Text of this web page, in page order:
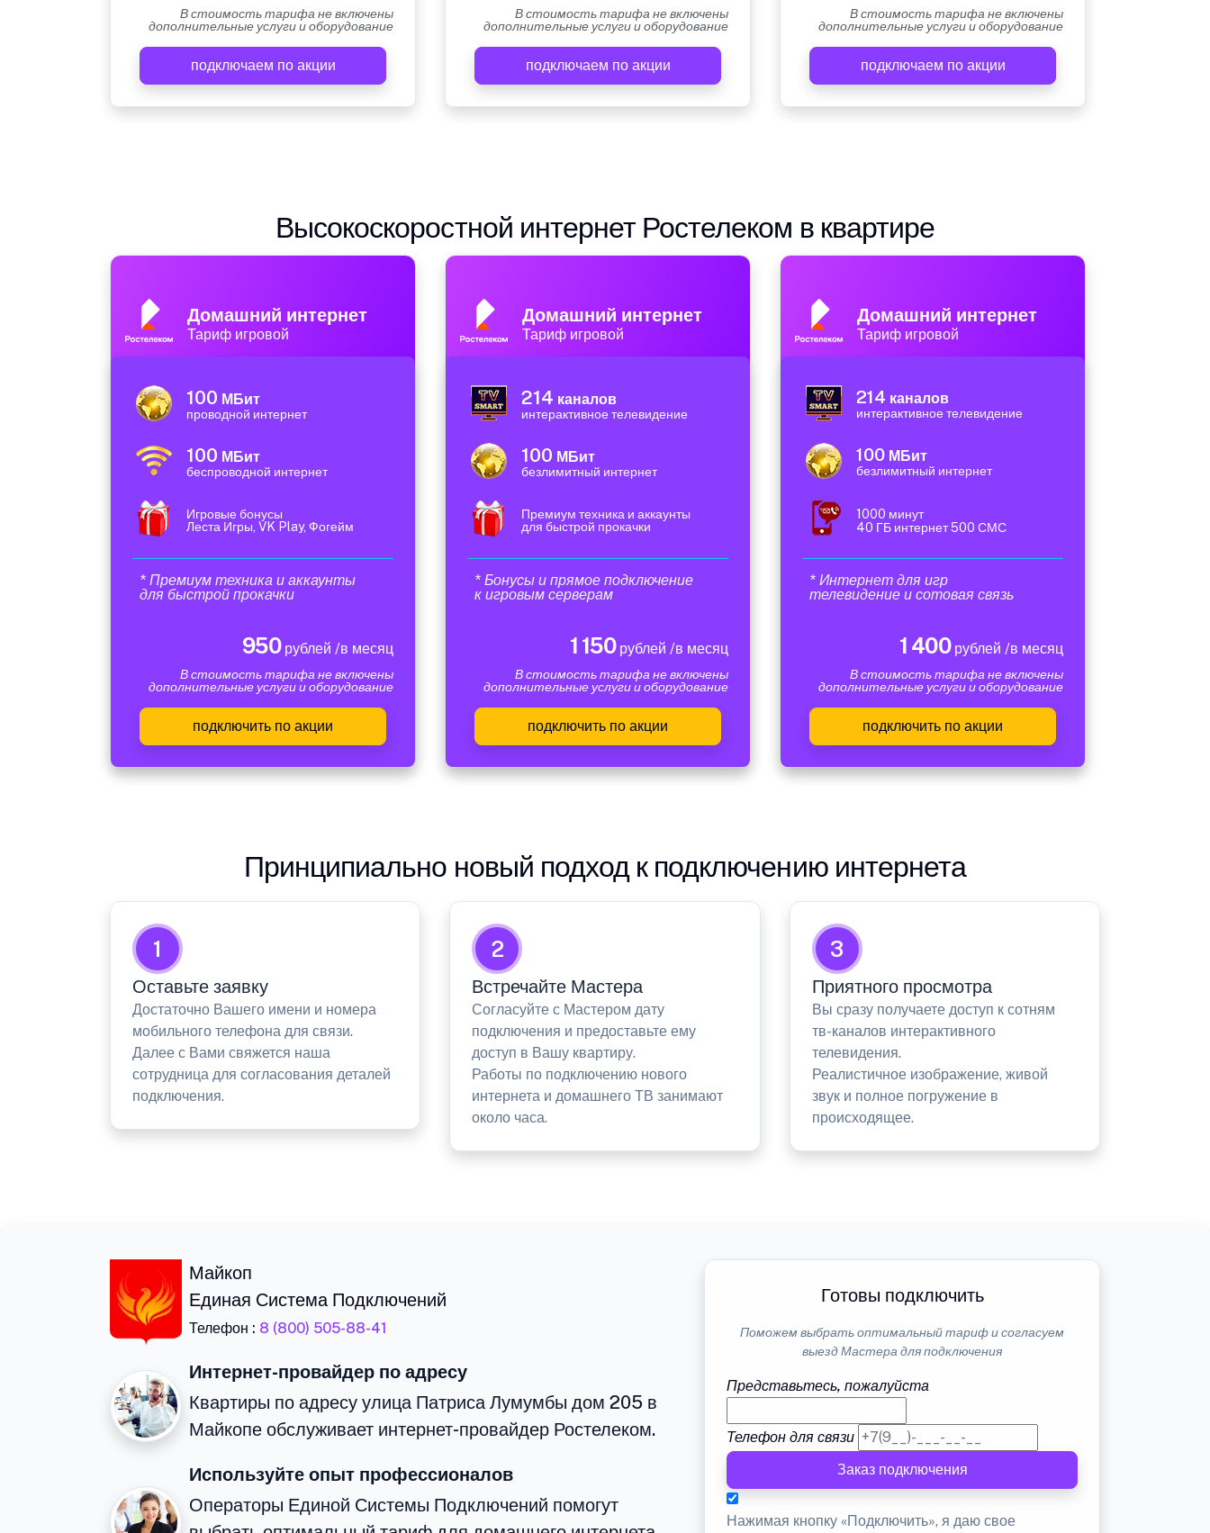
В стоимость тарифа не включены
дополнительные услуги и оборудование
подключаем по акции
В стоимость тарифа не включены
дополнительные услуги и оборудование
подключаем по акции
В стоимость тарифа не включены
дополнительные услуги и оборудование
подключаем по акции
Высокоскоростной интернет Ростелеком в квартире
Домашний интернет
Тариф игровой
100 МБит
проводной интернет
100 МБит
беспроводной интернет
Игровые бонусы
Леста Игры, VK Play, Фогейм
* Премиум техника и аккаунты
для быстрой прокачки
950рублей /в месяц
В стоимость тарифа не включены
дополнительные услуги и оборудование
подключить по акции
Домашний интернет
Тариф игровой
214 каналов
интерактивное телевидение
100 МБит
безлимитный интернет
Премиум техника и аккаунты
для быстрой прокачки
* Бонусы и прямое подключение
к игровым серверам
1 150рублей /в месяц
В стоимость тарифа не включены
дополнительные услуги и оборудование
подключить по акции
Домашний интернет
Тариф игровой
214 каналов
интерактивное телевидение
100 МБит
безлимитный интернет
1000 минут
40 ГБ интернет 500 СМС
* Интернет для игр
телевидение и сотовая связь
1 400рублей /в месяц
В стоимость тарифа не включены
дополнительные услуги и оборудование
подключить по акции
Принципиально новый подход к подключению интернета
1
Оставьте заявку
Достаточно Вашего имени и номера
мобильного телефона для связи.
Далее с Вами свяжется наша
сотрудница для согласования деталей
подключения.
2
Встречайте Мастера
Согласуйте с Мастером дату
подключения и предоставьте ему
доступ в Вашу квартиру.
Работы по подключению нового
интернета и домашнего ТВ занимают
около часа.
3
Приятного просмотра
Вы сразу получаете доступ к сотням
тв-каналов интерактивного
телевидения.
Реалистичное изображение, живой
звук и полное погружение в
происходящее.
Майкоп
Единая Система Подключений
Телефон : 8 (800) 505-88-41
Интернет-провайдер по адресу
Квартиры по адресу улица Патриса Лумумбы дом 205 в
Майкопе обслуживает интернет-провайдер Ростелеком.
Используйте опыт профессионалов
Операторы Единой Системы Подключений помогут
Готовы подключить
Поможем выбрать оптимальный тариф и согласуем
выезд Мастера для подключения
Представьтесь, пожалуйста
Телефон для связи
Заказ подключения
Нажимая кнопку «Подключить», я даю свое